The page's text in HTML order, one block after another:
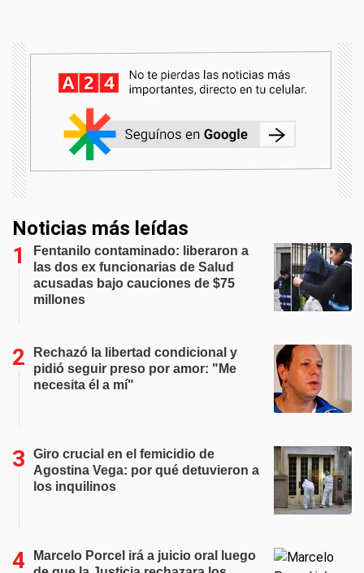
Noticias más leídas
Fentanilo contaminado: liberaron a
las dos ex funcionarias de Salud
acusadas bajo cauciones de $75
millones
Rechazó la libertad condicional y
pidió seguir preso por amor: "Me
necesita él a mí"
Giro crucial en el femicidio de
Agostina Vega: por qué detuvieron a
los inquilinos
Marcelo Porcel irá a juicio oral luego